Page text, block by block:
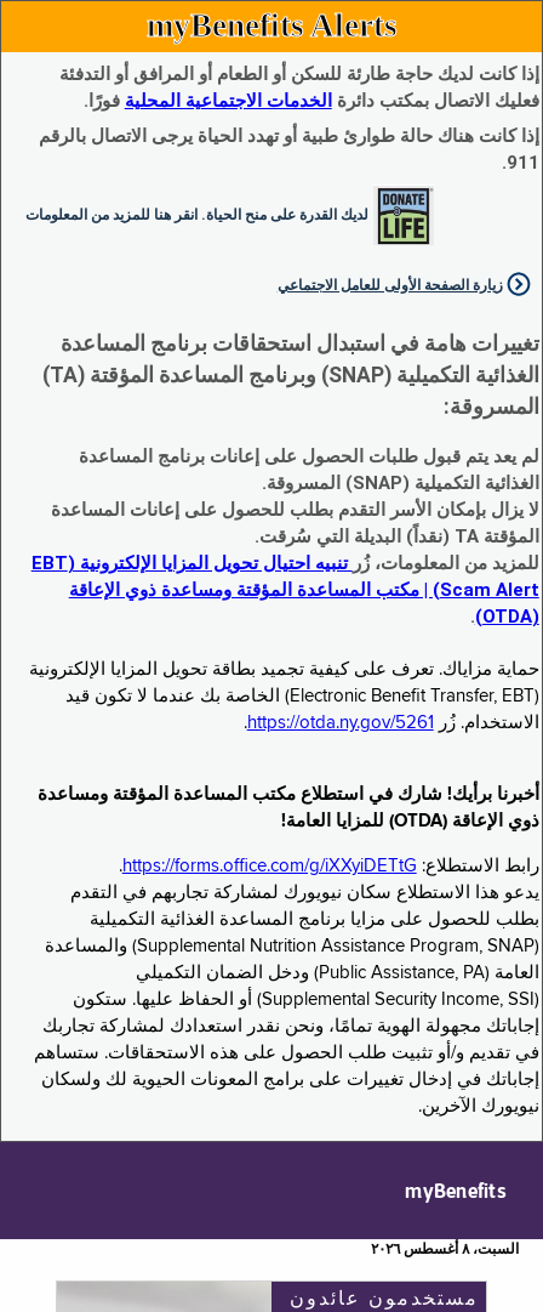
myBenefits Alerts
إذا كانت لديك حاجة طارئة للسكن أو الطعام أو المرافق أو التدفئة
فعليك الاتصال بمكتب دائرة الخدمات الاجتماعية المحلية فورًا.
إذا كانت هناك حالة طوارئ طبية أو تهدد الحياة يرجى الاتصال بالرقم
911.
لديك القدرة على منح الحياة. انقر هنا للمزيد من المعلومات
زيارة الصفحة الأولى للعامل الاجتماعي
تغييرات هامة في استبدال استحقاقات برنامج المساعدة
الغذائية التكميلية (SNAP) وبرنامج المساعدة المؤقتة (TA)
المسروقة:
لم يعد يتم قبول طلبات الحصول على إعانات برنامج المساعدة
الغذائية التكميلية (SNAP) المسروقة.
لا يزال بإمكان الأسر التقدم بطلب للحصول على إعانات المساعدة
المؤقتة TA (نقداً) البديلة التي سُرقت.
للمزيد من المعلومات، زُر
تنبيه احتيال تحويل المزايا الإلكترونية (EBT
Scam Alert) | مكتب المساعدة المؤقتة ومساعدة ذوي الإعاقة
(OTDA)
.
حماية مزاياك. تعرف على كيفية تجميد بطاقة تحويل المزايا الإلكترونية
(Electronic Benefit Transfer, EBT) الخاصة بك عندما لا تكون قيد
الاستخدام. زُر
https://otda.ny.gov/5261
.
أخبرنا برأيك! شارك في استطلاع مكتب المساعدة المؤقتة ومساعدة
ذوي الإعاقة (OTDA) للمزايا العامة!
رابط الاستطلاع: https://forms.office.com/g/iXXyiDETtG
.
يدعو هذا الاستطلاع سكان نيويورك لمشاركة تجاربهم في التقدم
بطلب للحصول على مزايا برنامج المساعدة الغذائية التكميلية
(Supplemental Nutrition Assistance Program, SNAP) والمساعدة
العامة (Public Assistance, PA) ودخل الضمان التكميلي
(Supplemental Security Income, SSI) أو الحفاظ عليها. ستكون
إجاباتك مجهولة الهوية تمامًا، ونحن نقدر استعدادك لمشاركة تجاربك
في تقديم و/أو تثبيت طلب الحصول على هذه الاستحقاقات. ستساهم
إجاباتك في إدخال تغييرات على برامج المعونات الحيوية لك ولسكان
نيويورك الآخرين.
myBenefits
السبت، ٨ أغسطس ٢٠٢٦
مستخدمون عائدون